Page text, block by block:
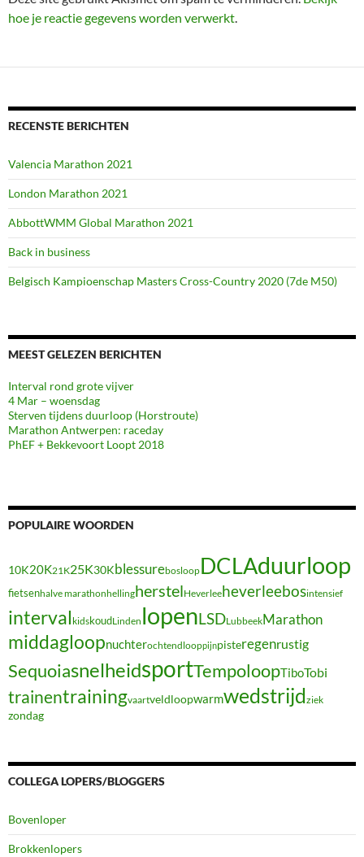
hoe je reactie gegevens worden verwerkt.
RECENSTE BERICHTEN
Valencia Marathon 2021
London Marathon 2021
AbbottWMM Global Marathon 2021
Back in business
Belgisch Kampioenschap Masters Cross-Country 2020 (7de M50)
MEEST GELEZEN BERICHTEN
Interval rond grote vijver
4 Mar – woensdag
Sterven tijdens duurloop (Horstroute)
Marathon Antwerpen: raceday
PhEF + Bekkevoort Loopt 2018
POPULAIRE WOORDEN
10K20K21K25K30KblessurebosloopDCLAduurloop
fietsenhalve marathon hellingherstelHeverleeheverleebosintensief
interval kidskoudLinden lopenLSDLubbeekMarathon
middagloopnuchterochtendlooppijnpisteregenrustig
SequoiasnelheidsportTempoloopTiboTobi
trainentrainingvaartveldloopwarmwedstrijdziek
zondag
COLLEGA LOPERS/BLOGGERS
Bovenloper
Brokkenlopers